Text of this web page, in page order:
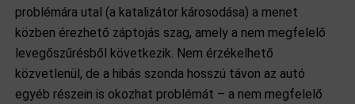
problémára utal (a katalizátor károsodása) a menet
közben érezhető záptojás szag, amely a nem megfelelő
levegőszűrésből következik. Nem érzékelhető
közvetlenül, de a hibás szonda hosszú távon az autó
egyéb részein is okozhat problémát – a nem megfelelő